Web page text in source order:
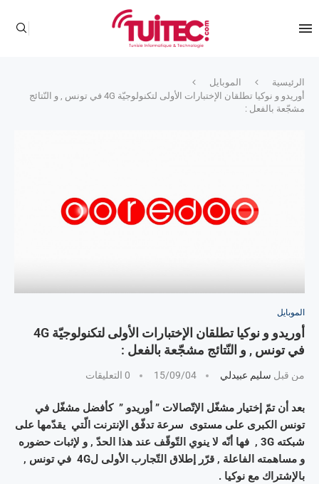
الرئيسية
الموبايل
أوريدو و نوكيا تطلقان الإختبارات الأولى لتكنولوجيّة 4G في تونس , و النّتائج
مشجّعة بالفعل :
الموبايل
أوريدو و نوكيا تطلقان الإختبارات الأولى لتكنولوجيّة 4G
في تونس , و النّتائج مشجّعة بالفعل :
من قبل سليم عبيدلي 15/09/04 0 التعليقات
بعد أن تمّ إختيار مشغّل الإتّصالات ” أوريدو ” كأفضل مشغّل في
تونس الكبرى على مستوى سرعة تدفّق الإنترنت الّتي يقدّمها على
شبكته 3G , فها أنّه لا ينوي التّوقّف عند هذا الحدّ , و لإثبات حضوره
و مساهمته الفاعلة , قرّر إطلاق التّجارب الأولى ل4G في تونس ,
بالإشتراك مع نوكيا .